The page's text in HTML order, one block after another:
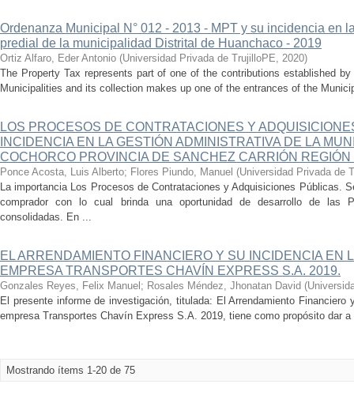
Ordenanza Municipal N° 012 - 2013 - MPT y su incidencia en
predial de la municipalidad Distrital de Huanchaco - 2019
Ortiz Alfaro, Eder Antonio (Universidad Privada de TrujilloPE, 2020)
The Property Tax represents part of one of the contributions established
Municipalities and its collection makes up one of the entrances of the
LOS PROCESOS DE CONTRATACIONES Y
INCIDENCIA EN LA GESTIÓN ADMINISTRATIVA DE LA
COCHORCO PROVINCIA DE SANCHEZ CARRIÓN
Ponce Acosta, Luis Alberto; Flores Piundo, Manuel (Universidad Privada de
La importancia Los Procesos de Contrataciones y Adquisiciones Públicas.
comprador con lo cual brinda una oportunidad de desarrollo de las
consolidadas. En ...
EL ARRENDAMIENTO FINANCIERO Y SU INCIDENCIA EN
EMPRESA TRANSPORTES CHAVÍN EXPRESS S.A. 2019.
Gonzales Reyes, Felix Manuel ; Rosales Méndez, Jhonatan David (
El presente informe de investigación, titulada: El Arrendamiento
empresa Transportes Chavín Express S.A. 2019, tiene como propósito dar
Mostrando ítems 1-20 de 75